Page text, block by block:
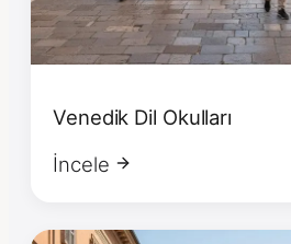
Venedik Dil Okulları
İncele